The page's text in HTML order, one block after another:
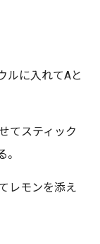
ルに入れてAと
てスティック
レモンを添え